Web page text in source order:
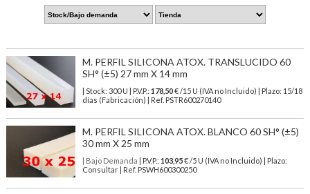
M. PERFIL SILICONA ATOX. TRANSLUCIDO 60
SH° (±5) 27 mm X 14 mm
| Stock: 300 U | P.V.P.: 178,50€/15 U (IVA no Incluido)
| Plazo: 15/18
días (Fabricación) | Ref. PSTR600270140
M. PERFIL SILICONA ATOX. BLANCO 60 SH° (±5)
30 mm X 25 mm
| Bajo Demanda | P.V.P.: 103,95€ /5 U (IVA no Incluido) | Plazo:
Consultar | Ref. PSWH600300250